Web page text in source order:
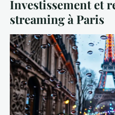
Investissement et
streaming à Paris